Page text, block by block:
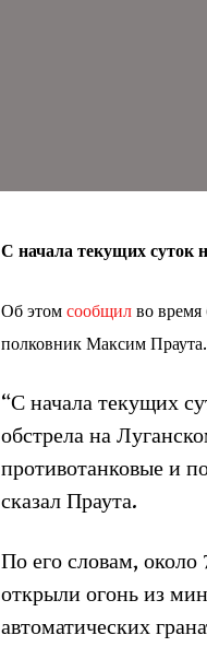
С начала текущих суток
Об этом сообщил во
полковник Максим Праута.
“С начала текущих
обстрела на
противотанковые и
сказал Праута.
По его словам, около
открыли огонь из
автоматических